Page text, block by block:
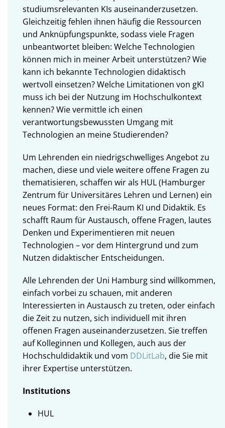
studiumsrelevanten KIs auseinanderzusetzen.
Gleichzeitig fehlen ihnen häufig die Ressourcen
und Anknüpfungspunkte, sodass viele Fragen
unbeantwortet bleiben: Welche Technologien
können mich in meiner Arbeit unterstützen? Wie
kann ich bekannte Technologien didaktisch
wertvoll einsetzen? Welche Limitationen von gKI
muss ich bei der Nutzung im Hochschulkontext
kennen? Wie vermittle ich einen
verantwortungsbewussten Umgang mit
Technologien an meine Studierenden?
Um Lehrenden ein niedrigschwelliges Angebot zu
machen, diese und viele weitere offene Fragen zu
thematisieren, schaffen wir als HUL (Hamburger
Zentrum für Universitäres Lehren und Lernen) ein
neues Format: den Frei-Raum KI und Didaktik. Es
schafft Raum für Austausch, offene Fragen, lautes
Denken und Experimentieren mit neuen
Technologien – vor dem Hintergrund und zum
Nutzen didaktischer Entscheidungen.
Alle Lehrenden der Uni Hamburg sind willkommen,
einfach vorbei zu schauen, mit anderen
Interessierten in Austausch zu treten, oder einfach
die Zeit zu nutzen, sich individuell mit ihren
offenen Fragen auseinanderzusetzen. Sie treffen
auf Kolleginnen und Kollegen, auch aus der
Hochschuldidaktik und vom DDLitLab, die Sie mit
ihrer Expertise unterstützen.
Institutions
HUL